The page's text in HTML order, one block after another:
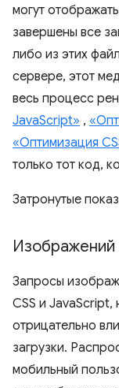
могут
завершены все
либо из этих
сервере, этот
весь процесс
JavaScript» ,
«Оптимизация
только тот код,
Затронутые
Изображений
Запросы
CSS и JavaScript,
отрицательно
загрузки.
мобильный